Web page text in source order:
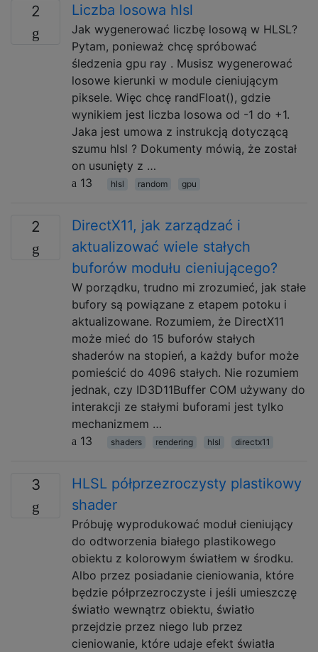
2 Liczba losowa hlsl
Jak wygenerować liczbę losową w HLSL?
Pytam, ponieważ chcę spróbować
śledzenia gpu ray . Musisz wygenerować
losowe kierunki w module cieniującym
piksele. Więc chcę randFloat(), gdzie
wynikiem jest liczba losowa od -1 do +1.
Jaka jest umowa z instrukcją dotyczącą
szumu hlsl ? Dokumenty mówią, że został
on usunięty z …
13
hlsl random gpu
2
DirectX11, jak zarządzać i
aktualizować wiele stałych
buforów modułu cieniującego?
W porządku, trudno mi zrozumieć, jak stałe
bufory są powiązane z etapem potoku i
aktualizowane. Rozumiem, że DirectX11
może mieć do 15 buforów stałych
shaderów na stopień, a każdy bufor może
pomieścić do 4096 stałych. Nie rozumiem
jednak, czy ID3D11Buffer COM używany do
interakcji ze stałymi buforami jest tylko
mechanizmem …
13
shaders rendering hlsl directx11
3
HLSL półprzezroczysty plastikowy
shader
Próbuję wyprodukować moduł cieniujący
do odtworzenia białego plastikowego
obiektu z kolorowym światłem w środku.
Albo przez posiadanie cieniowania, które
będzie półprzezroczyste i jeśli umieszczę
światło wewnątrz obiektu, światło
przejdzie przez niego lub przez
cieniowanie, które udaje efekt światła